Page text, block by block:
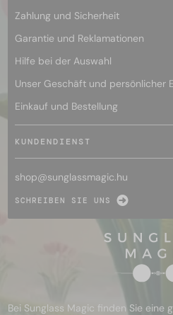
Zahlung und Sicherheit
Garantie und Reklamationen
Hilfe bei der Auswahl
Unser Geschäft und persönlicher
Einkauf und Bestellung
KUNDENDIENST
shop@sunglassmagic.hu
SCHREIBEN SIE UNS
Bei Sunglass Magic finden Sie eine